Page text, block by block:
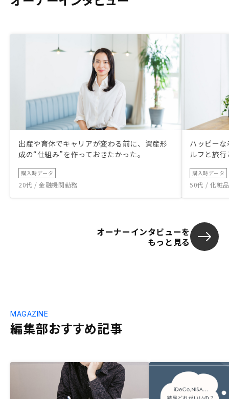
出産や育休でキャリアが変わる前に、資産形
成の“仕組み”を作っておきたかった。
購入時データ
20代 / 金融機関勤務
ハッピー
ルフと旅
購入時データ
50代 / 化粧
オーナーインタビューを
もっと見る
編集部おすすめ記事
MAGAZINE